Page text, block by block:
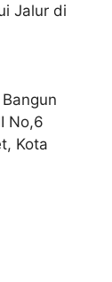
Jalur di
No,6
Kota